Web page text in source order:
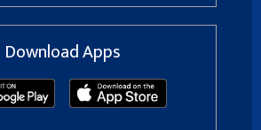
Download Apps